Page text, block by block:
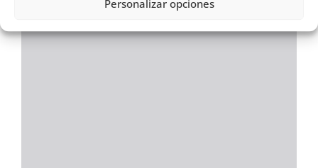
Personalizar opciones